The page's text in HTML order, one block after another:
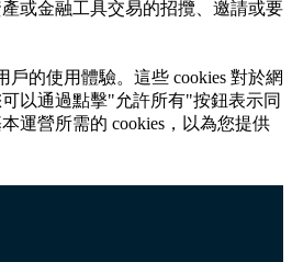
或金融工具交易的招攬、邀請或要
戶的使用體驗。這些 cookies 對於網
以通過點擊"允許所有"按鈕表示同
運營所需的 cookies，以為您提供